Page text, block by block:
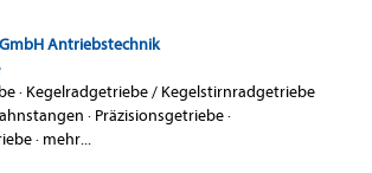
Antriebstechnik
· Kegelradgetriebe / Kegelstirnradgetriebe
· Präzisionsgetriebe·
· mehr...